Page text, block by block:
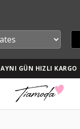
AYNI GÜN HIZLI KARGO